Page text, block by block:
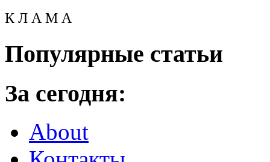
К Л А М А
Популярные статьи
За сегодня:
About